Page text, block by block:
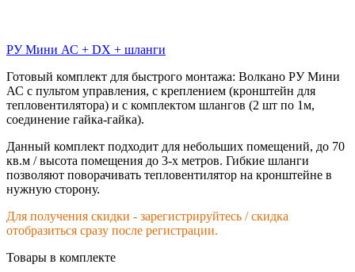
РУ Мини АС + DX + шланги
Готовый комплект для быстрого монтажа: Волкано РУ Мини
АС с пультом управления, с креплением (кронштейн для
тепловентилятора) и с комплектом шлангов (2 шт по 1м,
соединение гайка-гайка).
Данный комплект подходит для небольших помещений, до 70
кв.м / высота помещения до 3-х метров. Гибкие шланги
позволяют поворачивать тепловентилятор на кронштейне в
нужную сторону.
Для получения скидки - зарегистрируйтесь / скидка
отобразиться сразу после регистрации.
Товары в комплекте